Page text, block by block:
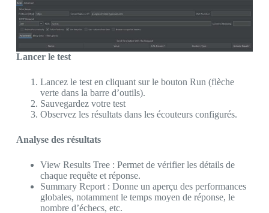
Lancer le test
Lancez le test en cliquant sur le bouton Run (flèche
verte dans la barre d’outils).
Sauvegardez votre test
Observez les résultats dans les écouteurs configurés.
Analyse des résultats
View Results Tree : Permet de vérifier les détails de
chaque requête et réponse.
Summary Report : Donne un aperçu des performances
globales, notamment le temps moyen de réponse, le
nombre d’échecs, etc.